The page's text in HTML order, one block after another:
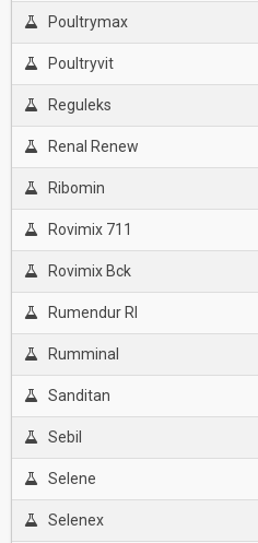
Poultrymax
Poultryvit
Reguleks
Renal Renew
Ribomin
Rovimix 711
Rovimix Bck
Rumendur Rl
Rumminal
Sanditan
Sebil
Selene
Selenex